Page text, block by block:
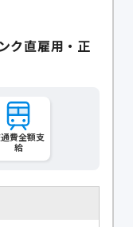
ク直雇用・正
費全額支
給